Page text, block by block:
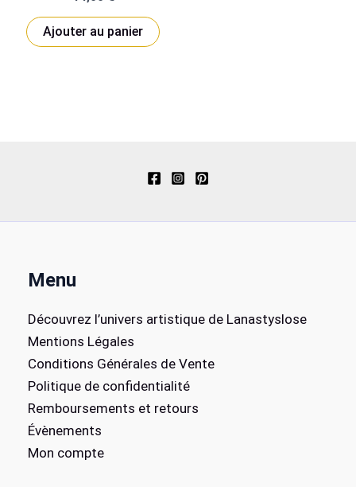
Ajouter au panier
Menu
Découvrez l’univers artistique de Lanastyslose
Mentions Légales
Conditions Générales de Vente
Politique de confidentialité
Remboursements et retours
Évènements
Mon compte